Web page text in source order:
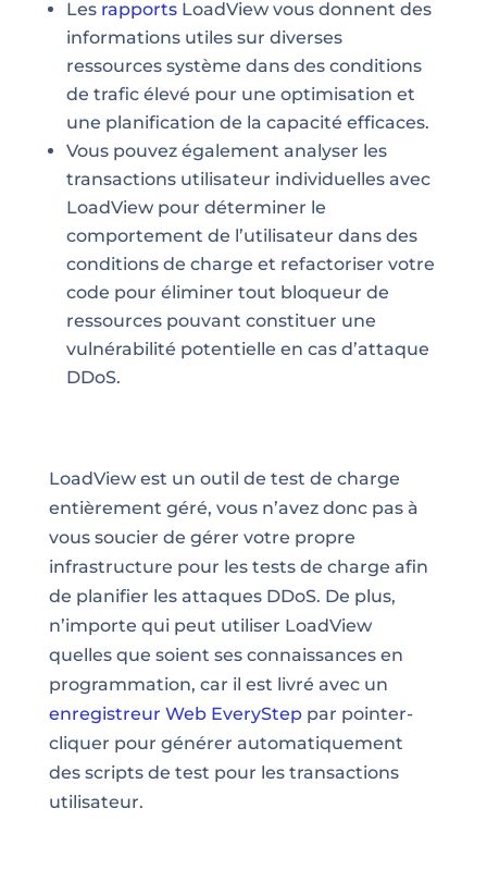
Les rapportsLoadView vous donnent des
informations utiles sur diverses
ressources système dans des conditions
de trafic élevé pour une optimisation et
une planification de la capacité efficaces.
Vous pouvez également analyser les
transactions utilisateur individuelles avec
LoadView pour déterminer le
comportement de l’utilisateur dans des
conditions de charge et refactoriser votre
code pour éliminer tout bloqueur de
ressources pouvant constituer une
vulnérabilité potentielle en cas d’attaque
DDoS.
LoadView est un outil de test de charge
entièrement géré, vous n’avez donc pas à
vous soucier de gérer votre propre
infrastructure pour les tests de charge afin
de planifier les attaques DDoS. De plus,
n’importe qui peut utiliser LoadView
quelles que soient ses connaissances en
programmation, car il est livré avec un
enregistreur Web EverySteppar pointer-
cliquer pour générer automatiquement
des scripts de test pour les transactions
utilisateur.